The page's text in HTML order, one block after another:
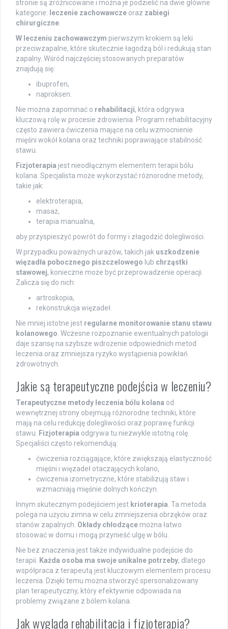
stronie są zróżnicowane i można je podzielić na dwie główne
kategorie: leczenie zachowawcze oraz zabiegi
chirurgiczne.
W leczeniu zachowawczym pierwszym krokiem są leki
przeciwzapalne, które skutecznie łagodzą ból i redukują stan
zapalny. Wśród najczęściej stosowanych preparatów
znajdują się:
ibuprofen,
naproksen.
Nie można zapominać o rehabilitacji, która odgrywa
kluczową rolę w procesie zdrowienia. Program rehabilitacyjny
często zawiera ćwiczenia mające na celu wzmocnienie
mięśni wokół kolana oraz techniki poprawiające stabilność
stawu.
Fizjoterapia jest nieodłącznym elementem terapii bólu
kolana. Specjalista może wykorzystać różnorodne metody,
takie jak:
elektroterapia,
masaż,
terapia manualna,
aby przyspieszyć powrót do formy i złagodzić dolegliwości.
W przypadku poważnych urazów, takich jak uszkodzenie
więzadła pobocznego piszczelowego lub chrząstki
stawowej, konieczne może być przeprowadzenie operacji.
Zalicza się do nich:
artroskopia,
rekonstrukcja więzadeł.
Nie mniej istotne jest regularne monitorowanie stanu stawu
kolanowego. Wczesne rozpoznanie ewentualnych patologii
daje szansę na szybsze wdrożenie odpowiednich metod
leczenia oraz zmniejsza ryzyko wystąpienia powikłań
zdrowotnych.
Jakie są terapeutyczne podejścia w leczeniu?
Terapeutyczne metody leczenia bólu kolana od
wewnętrznej strony obejmują różnorodne techniki, które
mają na celu redukcję dolegliwości oraz poprawę funkcji
stawu. Fizjoterapia odgrywa tu niezwykle istotną rolę.
Specjaliści często rekomendują:
ćwiczenia rozciągające, które zwiększają elastyczność
mięśni i więzadeł otaczających kolano,
ćwiczenia izometryczne, które stabilizują staw i
wzmacniają mięśnie dolnych kończyn.
Innym skutecznym podejściem jest krioterapia. Ta metoda
polega na użyciu zimna w celu zmniejszenia obrzęków oraz
stanów zapalnych. Okłady chłodzące można łatwo
stosować w domu i mogą przynieść ulgę w bólu.
Nie bez znaczenia jest także indywidualne podejście do
terapii. Każda osoba ma swoje unikalne potrzeby, dlatego
współpraca z terapeutą jest kluczowym elementem procesu
leczenia. Dzięki temu można stworzyć spersonalizowany
plan terapeutyczny, który efektywnie odpowiada na
problemy związane z bólem kolana.
Jak wygląda rehabilitacja i fizjoterapia?